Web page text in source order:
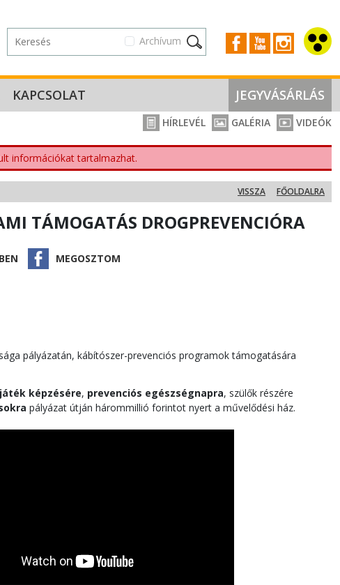
Archívum
KAPCSOLAT JEGYVÁSÁRLÁS
HÍRLEVÉL GALÉRIA VIDEÓK
információkat tartalmazhat.
FŐOLDALRA
VISSZA
TÁMOGATÁS DROGPREVENCIÓRA
MEGOSZTOM
pályázatán, kábítószer-prevenciós programok támogatására
képzésére, prevenciós egészségnapra, szülők részére
pályázat útján hárommillió forintot nyert a művelődési ház.